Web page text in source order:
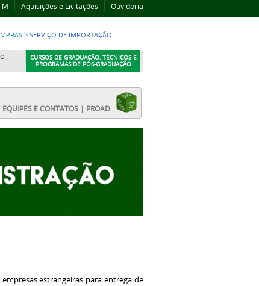
Aquisições e Licitações Ouvidoria
> SERVIÇO DE IMPORTAÇÃO
CURSOS DE GRADUAÇÃO, TÉCNICOS E
PROGRAMAS DE PÓS-GRADUAÇÃO
EQUIPES E CONTATOS | PROAD
estrangeiras para entrega de